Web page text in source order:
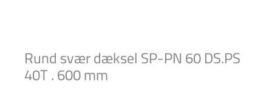
Rund svær dæksel SP-PN 60 DS.PS
40T . 600 mm